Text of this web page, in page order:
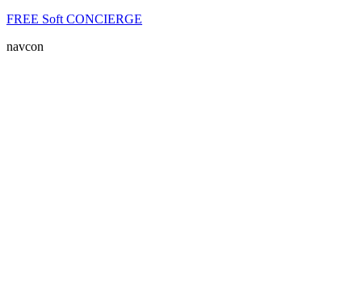
FREE Soft CONCIERGE
navcon